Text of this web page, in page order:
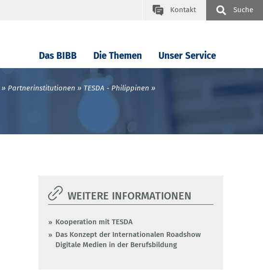
Kontakt Suche
Das BIBB Die Themen Unser Service
Partnerinstitutionen
TESDA - Philippinen
WEITERE INFORMATIONEN
Kooperation mit TESDA
Das Konzept der Internationalen Roadshow
Digitale Medien in der Berufsbildung